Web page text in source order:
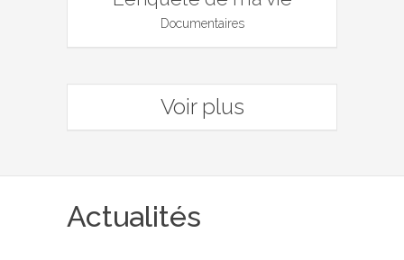
Documentaires
Voir plus
Actualités